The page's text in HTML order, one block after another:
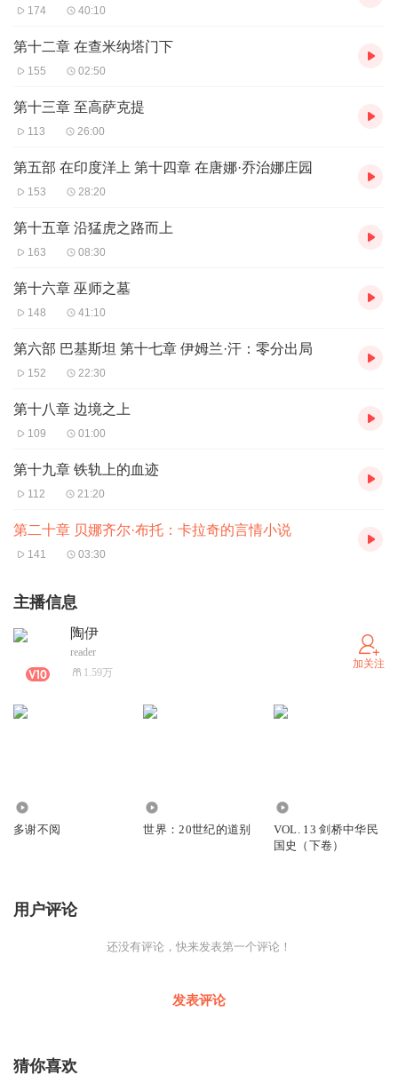
174 40:10
第十二章 在查米纳塔门下
155 02:50
第十三章 至高萨克提
113 26:00
第五部 在印度洋上 第十四章 在唐娜·乔治娜庄园
153 28:20
第十五章 沿猛虎之路而上
163 08:30
第十六章 巫师之墓
148 41:10
第六部 巴基斯坦 第十七章 伊姆兰·汗：零分出局
152 22:30
第十八章 边境之上
109 01:00
第十九章 铁轨上的血迹
112 21:20
第二十章 贝娜齐尔·布托：卡拉奇的言情小说
141 03:30
主播信息
陶伊
reader
1.59万
加关注
多谢不阅 世界：20世纪的道别
VOL. 13 剑桥中华民
国史（下卷）
用户评论
还没有评论，快来发表第一个评论！
发表评论
猜你喜欢